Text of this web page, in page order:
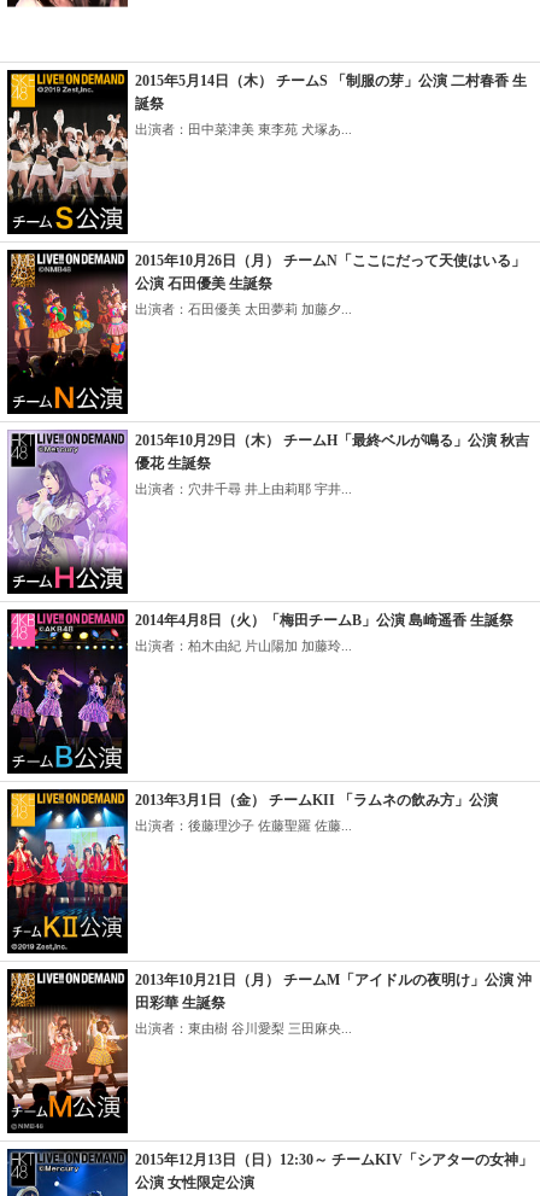
2015年5月14日（木） チームS 「制服の芽」公演 二村春香 生
誕祭
出演者：田中菜津美 東李苑 犬塚あ...
2015年10月26日（月） チームN「ここにだって天使はいる」
公演 石田優美 生誕祭
出演者：石田優美 太田夢莉 加藤夕...
2015年10月29日（木） チームH「最終ベルが鳴る」公演 秋吉
優花 生誕祭
出演者：穴井千尋 井上由莉耶 宇井...
2014年4月8日（火）「梅田チームB」公演 島崎遥香 生誕祭
出演者：柏木由紀 片山陽加 加藤玲...
2013年3月1日（金） チームKII 「ラムネの飲み方」公演
出演者：後藤理沙子 佐藤聖羅 佐藤...
2013年10月21日（月） チームM「アイドルの夜明け」公演 沖
田彩華 生誕祭
出演者：東由樹 谷川愛梨 三田麻央...
2015年12月13日（日）12:30～ チームKIV「シアターの女神」
公演 女性限定公演